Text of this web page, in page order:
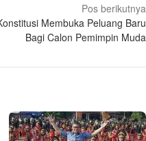
Pos berikutnya
Membuka Peluang Baru
Bagi Calon Pemimpin Muda